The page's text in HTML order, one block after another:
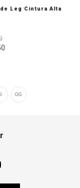
Leg Cintura Alta
GG